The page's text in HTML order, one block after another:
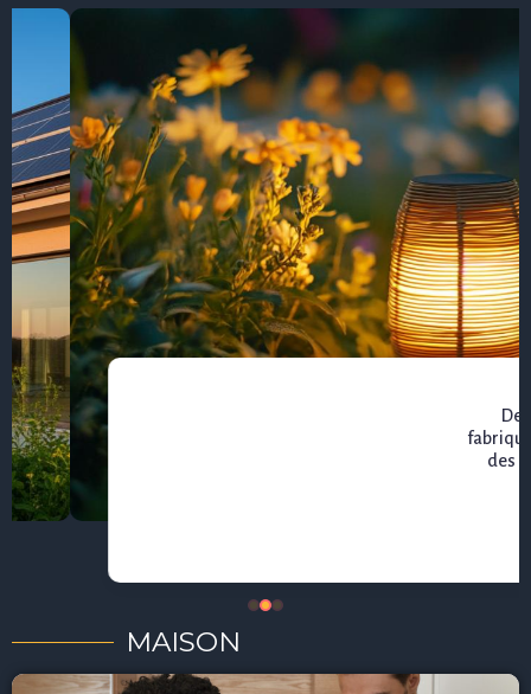
fabriquer des lampes solaires soi-même avec
MAISON